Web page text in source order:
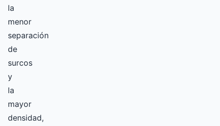
la
menor
separación
de
surcos
y
la
mayor
densidad,